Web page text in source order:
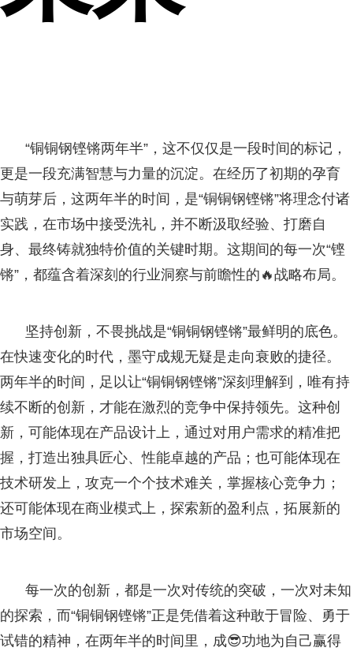
“铜铜钢铿锵两年半”，这不仅仅是一段时间的标记，
更是一段充满智慧与力量的沉淀。在经历了初期的孕育
与萌芽后，这两年半的时间，是“铜铜钢铿锵”将理念付诸
实践，在市场中接受洗礼，并不断汲取经验、打磨自
身、最终铸就独特价值的关键时期。这期间的每一次“铿
锵”，都蕴含着深刻的行业洞察与前瞻性的🔥战略布局。
坚持创新，不畏挑战是“铜铜钢铿锵”最鲜明的底色。
在快速变化的时代，墨守成规无疑是走向衰败的捷径。
两年半的时间，足以让“铜铜钢铿锵”深刻理解到，唯有持
续不断的创新，才能在激烈的竞争中保持领先。这种创
新，可能体现在产品设计上，通过对用户需求的精准把
握，打造出独具匠心、性能卓越的产品；也可能体现在
技术研发上，攻克一个个技术难关，掌握核心竞争力；
还可能体现在商业模式上，探索新的盈利点，拓展新的
市场空间。
每一次的创新，都是一次对传统的突破，一次对未知
的探索，而“铜铜钢铿锵”正是凭借着这种敢于冒险、勇于
试错的精神，在两年半的时间里，成😎功地为自己赢得